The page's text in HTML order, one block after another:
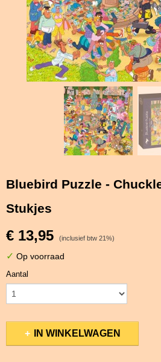
Bluebird Puzzle -
Stukjes
€ 13,95 (inclusief btw 21%)
✓ Op voorraad
Aantal
IN WINKELWAGEN